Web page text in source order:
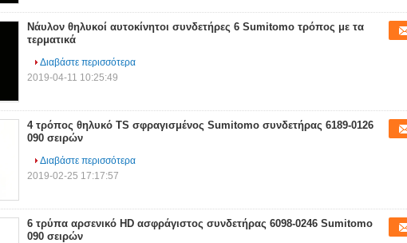
Νάυλον θηλυκοί αυτοκίνητοι συνδετήρες 6 Sumitomo τρόπος με τα
τερματικά
Διαβάστε περισσότερα
2019-04-11 10:25:49
4 τρόπος θηλυκό TS σφραγισμένος Sumitomo συνδετήρας 6189-0126
090 σειρών
Διαβάστε περισσότερα
2019-02-25 17:17:57
6 τρύπα αρσενικό HD ασφράγιστος συνδετήρας 6098-0246 Sumitomo
090 σειρών